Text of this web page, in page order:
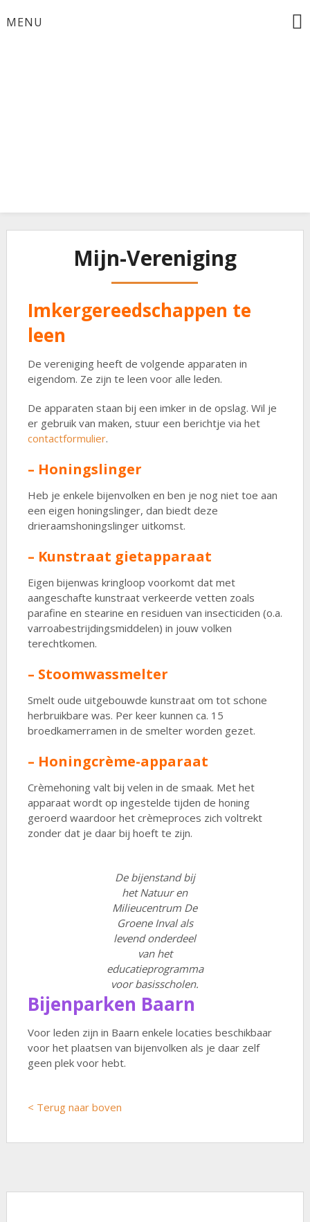
naar
MENU
Mijn-Vereniging
Imkergereedschappen te
leen
De vereniging heeft de volgende apparaten in
eigendom. Ze zijn te leen voor alle leden.
De apparaten staan bij een imker in de opslag. Wil je
er gebruik van maken, stuur een berichtje via het
contactformulier.
– Honingslinger
Heb je enkele bijenvolken en ben je nog niet toe aan
een eigen honingslinger, dan biedt deze
drieraamshoningslinger uitkomst.
– Kunstraat gietapparaat
Eigen bijenwas kringloop voorkomt dat met
aangeschafte kunstraat verkeerde vetten zoals
parafine en stearine en residuen van insecticiden (o.a.
varroabestrijdingsmiddelen) in jouw volken
terechtkomen.
– Stoomwassmelter
Smelt oude uitgebouwde kunstraat om tot schone
herbruikbare was. Per keer kunnen ca. 15
broedkamerramen in de smelter worden gezet.
– Honingcrème-apparaat
Crèmehoning valt bij velen in de smaak. Met het
apparaat wordt op ingestelde tijden de honing
geroerd waardoor het crèmeproces zich voltrekt
zonder dat je daar bij hoeft te zijn.
De bijenstand bij
het Natuur en
Milieucentrum De
Groene Inval als
levend onderdeel
van het
educatieprogramma
voor basisscholen.
Bijenparken Baarn
Voor leden zijn in Baarn enkele locaties beschikbaar
voor het plaatsen van bijenvolken als je daar zelf
geen plek voor hebt.
< Terug naar boven